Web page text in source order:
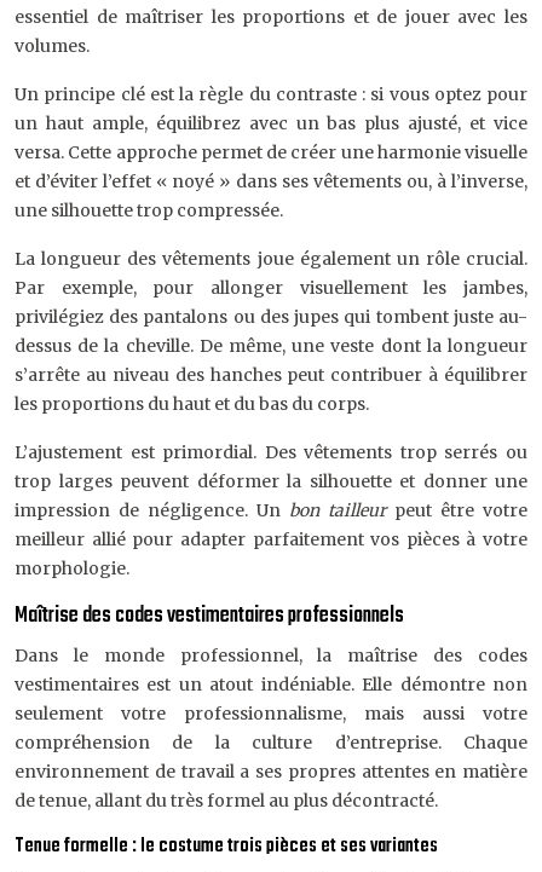
essentiel de maîtriser les proportions et de jouer avec les
volumes.
Un principe clé est la règle du contraste : si vous optez pour
un haut ample, équilibrez avec un bas plus ajusté, et vice
versa. Cette approche permet de créer une harmonie visuelle
et d’éviter l’effet « noyé » dans ses vêtements ou, à l’inverse,
une silhouette trop compressée.
La longueur des vêtements joue également un rôle crucial.
Par exemple, pour allonger visuellement les jambes,
privilégiez des pantalons ou des jupes qui tombent juste au-
dessus de la cheville. De même, une veste dont la longueur
s’arrête au niveau des hanches peut contribuer à équilibrer
les proportions du haut et du bas du corps.
L’ajustement est primordial. Des vêtements trop serrés ou
trop larges peuvent déformer la silhouette et donner une
impression de négligence. Un bon tailleur peut être votre
meilleur allié pour adapter parfaitement vos pièces à votre
morphologie.
Maîtrise des codes vestimentaires professionnels
Dans le monde professionnel, la maîtrise des codes
vestimentaires est un atout indéniable. Elle démontre non
seulement votre professionnalisme, mais aussi votre
compréhension de la culture d’entreprise. Chaque
environnement de travail a ses propres attentes en matière
de tenue, allant du très formel au plus décontracté.
Tenue formelle : le costume trois pièces et ses variantes